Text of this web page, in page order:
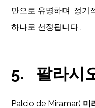
만으로 유명하며, 정기
하나로 선정됩니다 .
5. 팔라시
Palcio de Miramar( 미